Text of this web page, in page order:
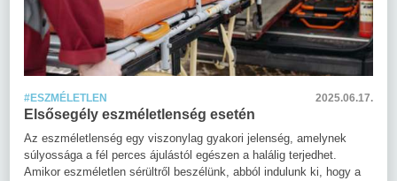
#ESZMÉLETLEN 2025.06.17.
Elsősegély eszméletlenség esetén
Az eszméletlenség egy viszonylag gyakori jelenség, amelynek
súlyossága a fél perces ájulástól egészen a halálig terjedhet.
Amikor eszméletlen sérültről beszélünk, abból indulunk ki, hogy a